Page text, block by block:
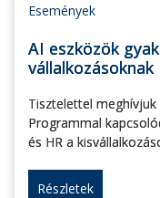
Események
AI eszközök
vállalkozásoknak
Tisztelettel
Programmal
és HR a
Részletek